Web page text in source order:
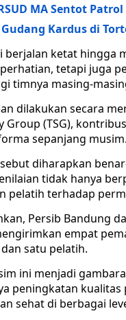
MA Sentot
Kardus di
ketat hingga
tetapi juga
timnya masing-
dilakukan secara
Group (TSG),
sepanjang musim.
diharapkan
tidak hanya
pelatih terhadap
Persib Bandung
empat
satu pelatih.
ini menjadi
peningkatan
sehat di berbagai